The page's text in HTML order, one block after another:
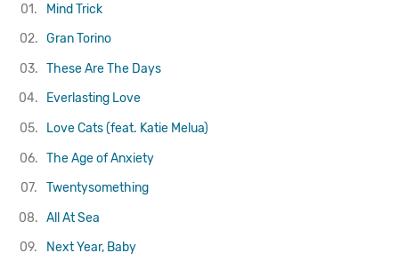
01.
Mind Trick
02. Gran Torino
03. These Are The Days
04.
Everlasting Love
05.
Love Cats (feat. Katie Melua)
06. The Age of Anxiety
07.
Twentysomething
08. All At Sea
09.
Next Year, Baby